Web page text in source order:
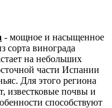
- мощное и насыщенное
сорта винограда
на небольших
части Испании
Для этого региона
известковые почвы и
способствуют